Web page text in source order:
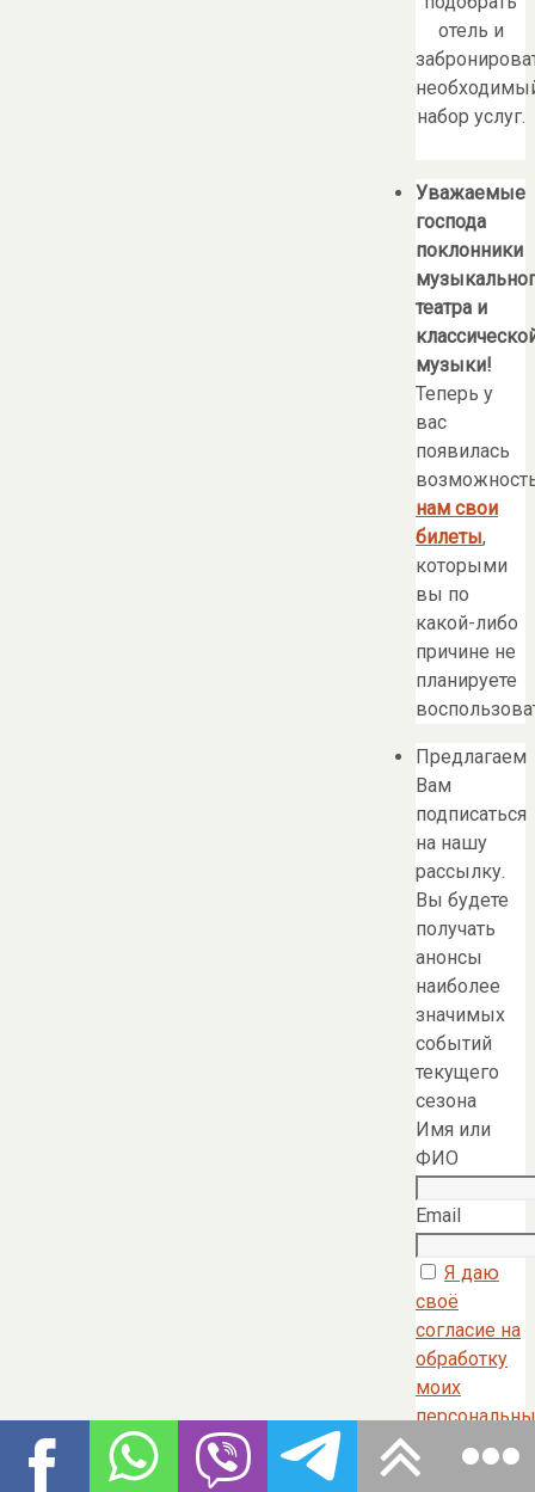
отель и
набор услуг.
Уважаемые
господа
поклонники
театра и
музыки!
Теперь у
вас
появилась
нам свои
билеты,
которыми
вы по
какой-либо
причине не
планируете
Предлагаем
Вам
подписаться
на нашу
рассылку.
Вы будете
получать
анонсы
наиболее
значимых
событий
текущего
сезона
Имя или
ФИО
Email
Я даю
своё
согласие на
обработку
моих
данных в
соответствии